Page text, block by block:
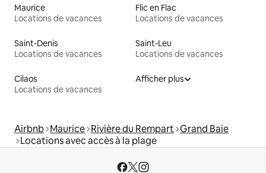
Maurice
Locations de vacances
Flic en Flac
Locations de vacances
Saint-Denis
Locations de vacances
Saint-Leu
Locations de vacances
Cilaos
Locations de vacances
Afficher plus
Airbnb Maurice Rivière du Rempart Grand Baie
Locations avec accès à la plage